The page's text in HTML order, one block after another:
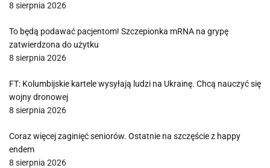
8 sierpnia 2026
To będą podawać pacjentom! Szczepionka mRNA na grypę
zatwierdzona do użytku
8 sierpnia 2026
FT: Kolumbijskie kartele wysyłają ludzi na Ukrainę. Chcą nauczyć się
wojny dronowej
8 sierpnia 2026
Coraz więcej zaginięć seniorów. Ostatnie na szczęście z happy
endem
8 sierpnia 2026